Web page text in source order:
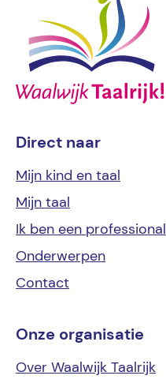
Direct naar
Mijn kind en taal
Mijn taal
Ik ben een professional
Onderwerpen
Contact
Onze organisatie
Over Waalwijk Taalrijk